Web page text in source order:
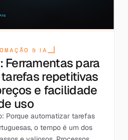
& IA
Ferramentas para
repetitivas
e facilidade
uso
Porque automatizar tarefas
o tempo é um dos